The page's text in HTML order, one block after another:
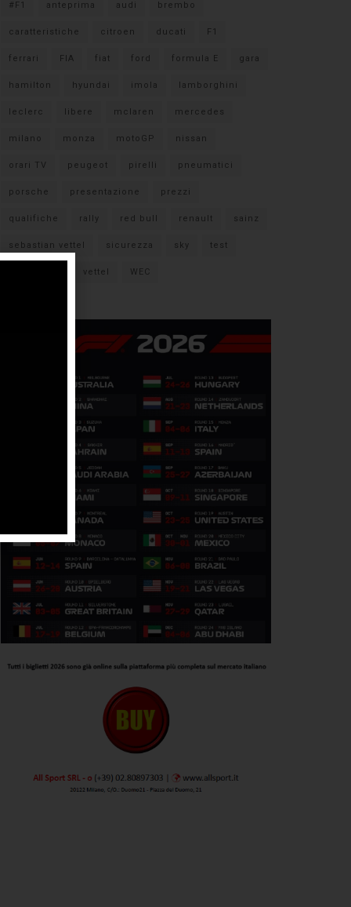
#F1 anteprima audi brembo
caratteristiche citroen ducati F1
ferrari FIA fiat ford formula E gara
hamilton hyundai imola lamborghini
leclerc libere mclaren mercedes
milano monza motoGP nissan
orari TV peugeot pirelli pneumatici
porsche presentazione prezzi
qualifiche rally red bull renault sainz
sebastian vettel sicurezza sky test
vettel WEC